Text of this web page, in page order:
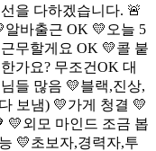
을 다하겠습니다. 🚨
바출근 OK 💛오늘 5
무할게요 OK 💛콜 붙
가요? 무조건OK 대
들 많음 💛블랙,진상,
보냄) 💛가게 청결 💛
💛외모 마인드 조금 봅
💛초보자,경력자,투